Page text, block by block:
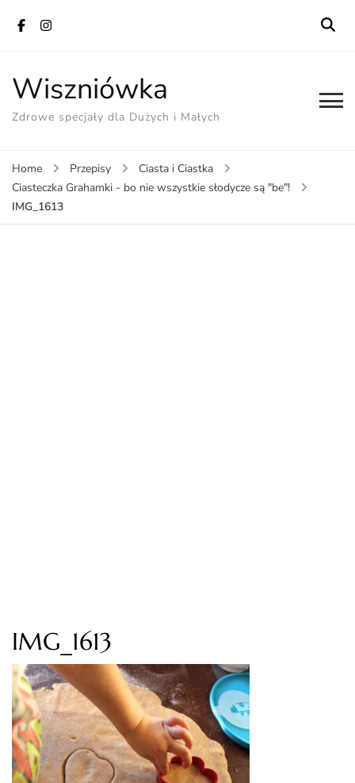
Wiszniówka
Zdrowe specjały dla Dużych i Małych
Home Przepisy
Ciasta i Ciastka
Ciasteczka Grahamki - bo nie wszystkie słodycze są "be"!
IMG_1613
IMG_1613